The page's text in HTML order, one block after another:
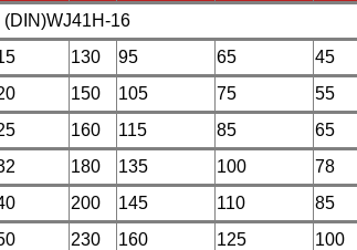
(DIN)WJ41H-16
130 95 65 45
150 105 75 55
160 115 85 65
180 135 100 78
200 145 110 85
230 160 125 100